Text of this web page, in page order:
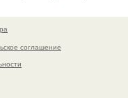
соглашение